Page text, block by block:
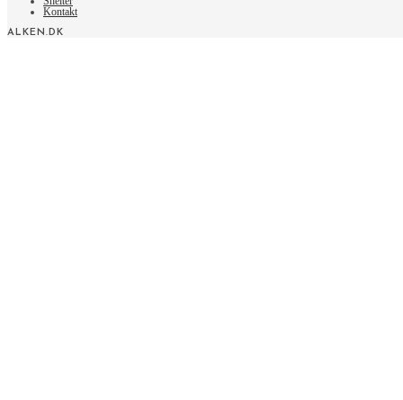
Kontakt
ALKEN.DK